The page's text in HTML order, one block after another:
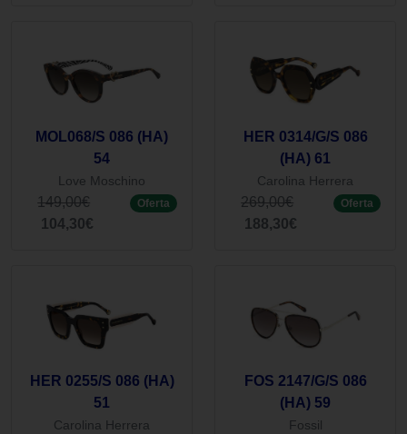
MOL068/S 086 (HA)
54
Love Moschino
149,00€
104,30€
Oferta
HER 0314/G/S 086
(HA) 61
Carolina Herrera
269,00€
188,30€
Oferta
HER 0255/S 086 (HA)
51
Carolina Herrera
FOS 2147/G/S 086
(HA) 59
Fossil